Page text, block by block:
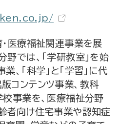
療福祉関連事業を展
野では、「学研教室」を始
、「科学」と「学習」に代
コンテンツ事業、教科
校事業を、医療福祉分野
者向け住宅事業や認知症